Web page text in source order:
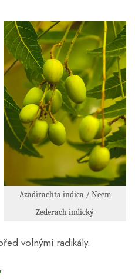
Azadirachta indica / Neem
Zederach indický
volnými radikály.